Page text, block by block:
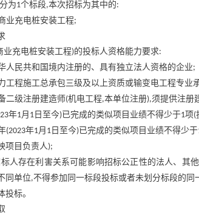
为1个标段,本次招标为其中的:
业充电桩安装工程;
业充电桩安装工程)的投标人资格能力要求:
人民共和国境内注册的、具有独立法人资格的企业;
工程施工总承包三级及以上资质或输变电工程专
二级注册建造师(机电工程,本单位注册),须提供注册
年1月 1 日至今)已完成的类似项目业绩不得少于1项(
(2023年1月 1 日至今)已完成的类似项目业绩不得少于
项目负责人);
人存在利害关系可能影响招标公正性的法人、其
同单位,不得参加同一标段投标或者未划分标段的
投标。